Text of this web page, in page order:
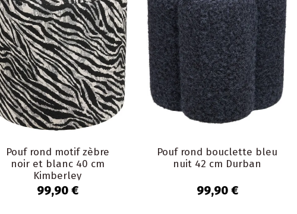
Pouf rond motif zèbre
noir et blanc 40 cm
Kimberley
99,90 €
Pouf rond bouclette bleu
nuit 42 cm Durban
99,90 €